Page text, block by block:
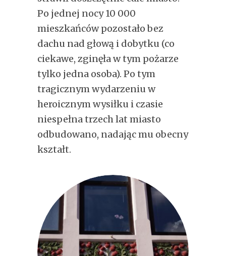
Po jednej nocy 10 000
mieszkańców pozostało bez
dachu nad głową i dobytku (co
ciekawe, zginęła w tym pożarze
tylko jedna osoba). Po tym
tragicznym wydarzeniu w
heroicznym wysiłku i czasie
niespełna trzech lat miasto
odbudowano, nadając mu obecny
kształt.